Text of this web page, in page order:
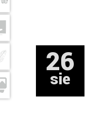
26
sie